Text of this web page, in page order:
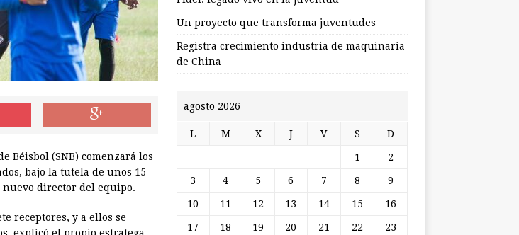
Béisbol (SNB) comenzará los
bajo la tutela de unos 15
nuevo director del equipo.
receptores, y a ellos se
Un proyecto que transforma juventudes
Registra crecimiento industria de maquinaria
de China
agosto 2026
L M X J V S D
1 2
3 4 5 6 7 8 9
10 11 12 13 14 15 16
17 18 19 20 21 22 23